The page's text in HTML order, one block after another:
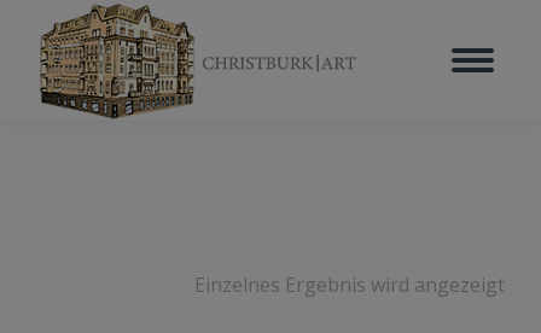
Einzelnes Ergebnis wird angezeigt